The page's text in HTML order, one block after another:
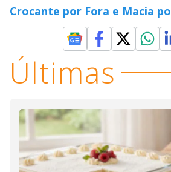
Crocante por Fora e Macia
Últimas